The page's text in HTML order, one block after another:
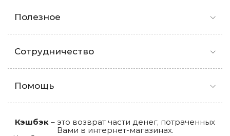
Полезное
Сотрудничество
Помощь
Кэшбэк – это возврат части денег, потраченных
Вами в интернет-магазинах.